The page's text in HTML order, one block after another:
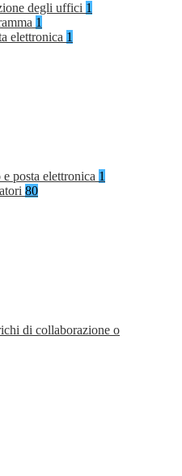
degli uffici 1
1
elettronica 1
posta elettronica 1
80
di collaborazione o